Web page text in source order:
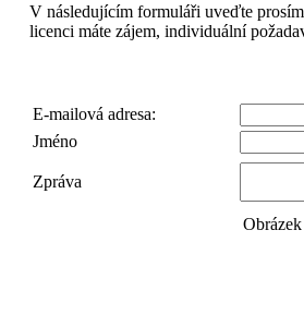
V následujícím formuláři uveďte
licenci máte zájem, individuální
E-mailová adresa:
Jméno
Zpráva